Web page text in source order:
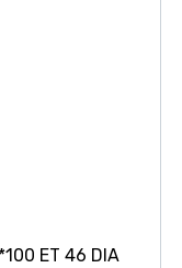
ET 46 DIA